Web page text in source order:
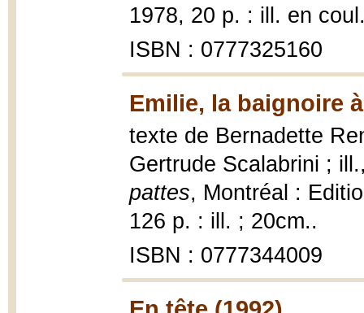
1978, 20 p. : ill. en
ISBN : 0777325160
Emilie, la baignoire
texte de Bernadette
Gertrude Scalabrini ;
pattes, Montréal :
126 p. : ill. ; 20cm..
ISBN : 0777344009